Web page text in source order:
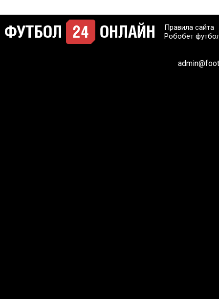
Правила сайта
Робобет